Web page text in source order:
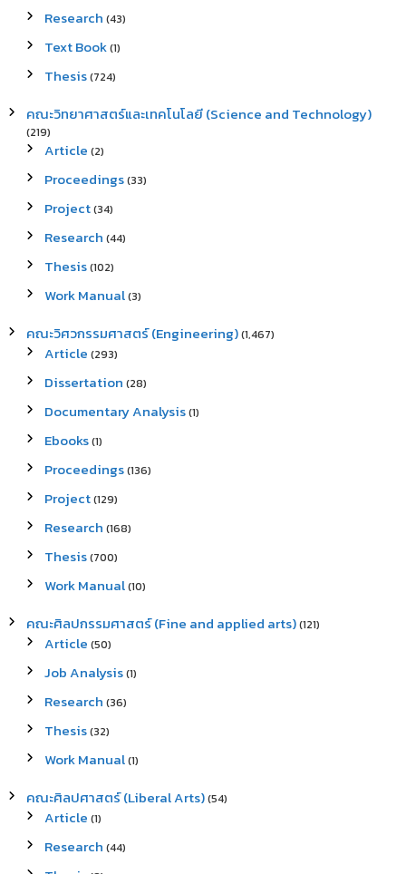
Research (43)
Text Book(1)
Thesis(724)
คณะวิทยาศาสตร์และเทคโนโลยี (Science and Technology)
(219)
Article (2)
Proceedings(33)
Project(34)
Research (44)
Thesis(102)
Work Manual(3)
คณะวิศวกรรมศาสตร์ (Engineering)(1,467)
Article (293)
Dissertation (28)
Documentary Analysis(1)
Ebooks(1)
Proceedings(136)
Project(129)
Research (168)
Thesis(700)
Work Manual(10)
คณะศิลปกรรมศาสตร์ (Fine and applied arts)(121)
Article (50)
Job Analysis(1)
Research (36)
Thesis(32)
Work Manual(1)
คณะศิลปศาสตร์ (Liberal Arts)(54)
Article (1)
Research (44)